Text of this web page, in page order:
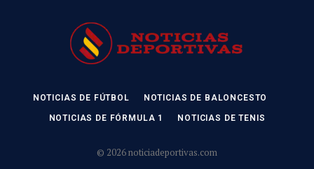
NOTICIAS DE FÚTBOL NOTICIAS DE BALONCESTO
NOTICIAS DE FÓRMULA 1 NOTICIAS DE TENIS
© 2026 noticiadeportivas.com